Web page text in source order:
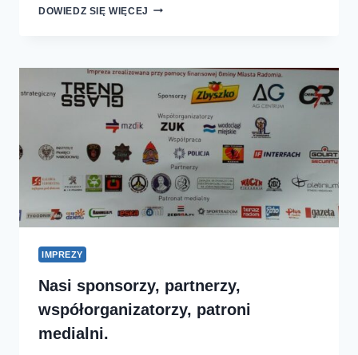
DOWIEDZ SIĘ WIĘCEJ PÓŁMARATON
IMPREZY
Nasi sponsorzy, partnerzy,
współorganizatorzy, patroni
medialni.